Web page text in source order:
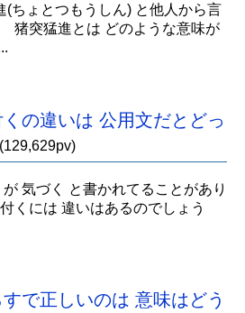
(ちょとつもうしん) と他人から言
猪突猛進とは どのような意味が
の違いは 公用文だとどっ
(129,629pv)
気づく と書かれてることがあり
くには 違いはあるのでしょう
で正しいのは 意味はどう